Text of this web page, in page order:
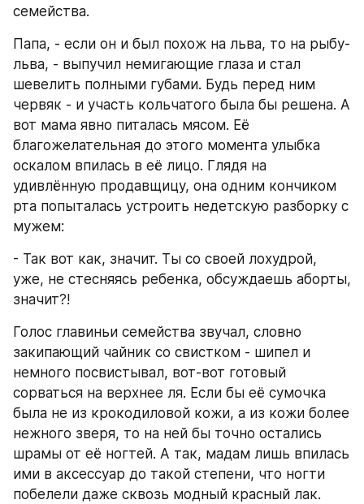
семейства.
Папа, - если он и был похож на льва, то на рыбу-
льва, - выпучил немигающие глаза и стал
шевелить полными губами. Будь перед ним
червяк - и участь кольчатого была бы решена. А
вот мама явно питалась мясом. Её
благожелательная до этого момента улыбка
оскалом впилась в её лицо. Глядя на
удивлённую продавщицу, она одним кончиком
рта попыталась устроить недетскую разборку с
мужем:
- Так вот как, значит. Ты со своей лохудрой,
уже, не стесняясь ребенка, обсуждаешь аборты,
значит?!
Голос главиньи семейства звучал, словно
закипающий чайник со свистком - шипел и
немного посвистывал, вот-вот готовый
сорваться на верхнее ля. Если бы её сумочка
была не из крокодиловой кожи, а из кожи более
нежного зверя, то на ней бы точно остались
шрамы от её ногтей. А так, мадам лишь впилась
ими в аксессуар до такой степени, что ногти
побелели даже сквозь модный красный лак.